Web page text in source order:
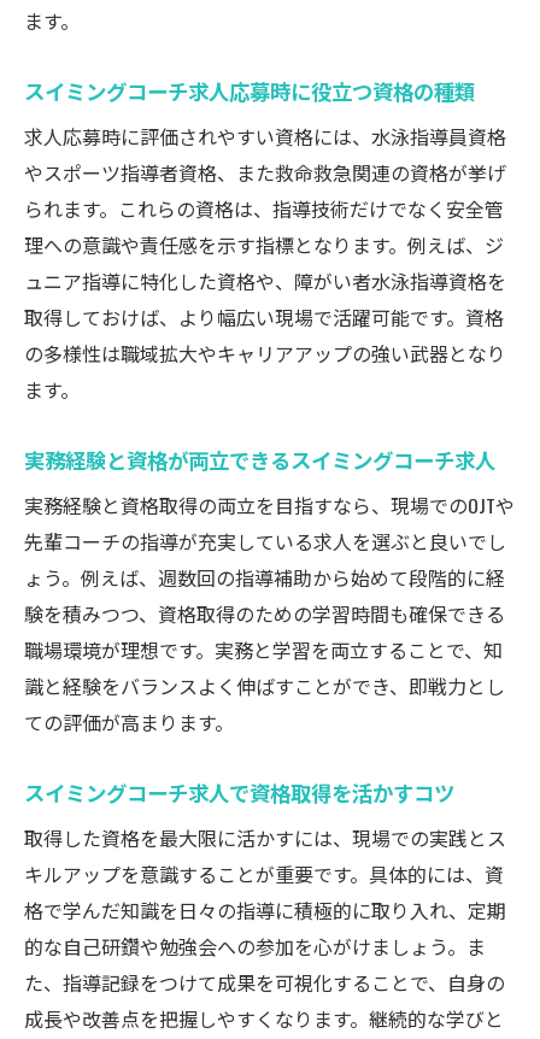
実践的な資格取得ができるスイミングコー
チ求人の魅力
スイミングコーチ求人で評価される資格取
得の工夫
資格取得を通じてスイミングコーチ求人で
成長する方法
ます。
スイミングコーチ求人応募時に役立つ資格の種類
求人応募時に評価されやすい資格には、水泳指導員資格
やスポーツ指導者資格、また救命救急関連の資格が挙げ
られます。これらの資格は、指導技術だけでなく安全管
理への意識や責任感を示す指標となります。例えば、ジ
ュニア指導に特化した資格や、障がい者水泳指導資格を
取得しておけば、より幅広い現場で活躍可能です。資格
の多様性は職域拡大やキャリアアップの強い武器となり
ます。
実務経験と資格が両立できるスイミングコーチ求人
実務経験と資格取得の両立を目指すなら、現場でのOJTや
先輩コーチの指導が充実している求人を選ぶと良いでし
ょう。例えば、週数回の指導補助から始めて段階的に経
験を積みつつ、資格取得のための学習時間も確保できる
職場環境が理想です。実務と学習を両立することで、知
識と経験をバランスよく伸ばすことができ、即戦力とし
ての評価が高まります。
スイミングコーチ求人で資格取得を活かすコツ
取得した資格を最大限に活かすには、現場での実践とス
キルアップを意識することが重要です。具体的には、資
格で学んだ知識を日々の指導に積極的に取り入れ、定期
的な自己研鑽や勉強会への参加を心がけましょう。ま
た、指導記録をつけて成果を可視化することで、自身の
成長や改善点を把握しやすくなります。継続的な学びと